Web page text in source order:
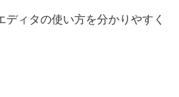
ィタの使い方を分かりやすく